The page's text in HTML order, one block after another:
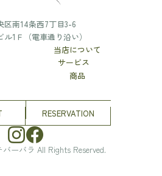
区南14条西7丁目3-6
ル1Ｆ（電車通り沿い）
当店について
サービス
商品
RESERVATION
ーバラ All Rights Reserved.